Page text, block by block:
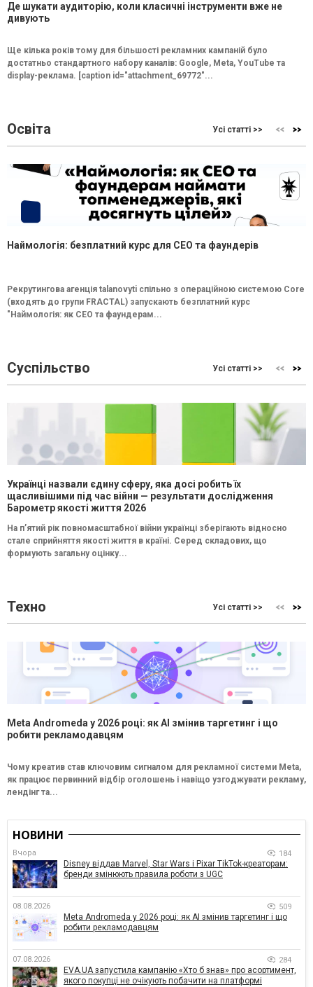
Де шукати аудиторію, коли класичні інструменти вже не
дивують
Ще кілька років тому для більшості рекламних кампаній було
достатньо стандартного набору каналів: Google, Meta, YouTube та
display-реклама. [caption id="attachment_69772"...
Освіта Усі статті >>
Наймологія: безплатний курс для CEO та фаундерів
Рекрутингова агенція talanovyti спільно з операційною системою Core
(входять до групи FRACTAL) запускають безплатний курс
"Наймологія: як СEO та фаундерам...
Суспільство Усі статті >>
Українці назвали єдину сферу, яка досі робить їх
щасливішими під час війни — результати дослідження
Барометр якості життя 2026
На п’ятий рік повномасштабної війни українці зберігають відносно
стале сприйняття якості життя в країні. Серед складових, що
формують загальну оцінку...
Техно Усі статті >>
Meta Andromeda у 2026 році: як AI змінив таргетинг і що
робити рекламодавцям
Чому креатив став ключовим сигналом для рекламної системи Meta,
як працює первинний відбір оголошень і навіщо узгоджувати рекламу,
лендінг та...
НОВИНИ
Вчора 184
Disney віддав Marvel, Star Wars і Pixar TikTok-креаторам:
бренди змінюють правила роботи з UGC
08.08.2026 509
Meta Andromeda у 2026 році: як AI змінив таргетинг і що
робити рекламодавцям
07.08.2026 284
EVA.UA запустила кампанію «Хто б знав» про асортимент,
якого покупці не очікують побачити на платформі